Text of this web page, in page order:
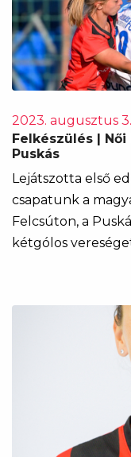
2023. augusztus 3.
Felkészülés |
Puskás
Lejátszotta első
csapatunk a
Felcsúton, a
kétgólos